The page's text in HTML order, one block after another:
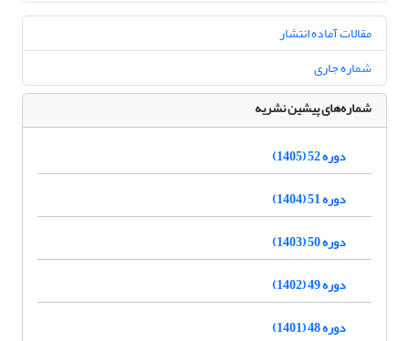
مقالات آماده انتشار
شماره جاری
شماره‌های پیشین نشریه
دوره 52 (1405)
دوره 51 (1404)
دوره 50 (1403)
دوره 49 (1402)
دوره 48 (1401)